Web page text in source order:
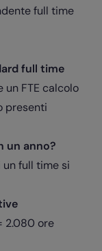
full time
full time
FTE calcolo
presenti
un anno?
full time si
2.080 ore